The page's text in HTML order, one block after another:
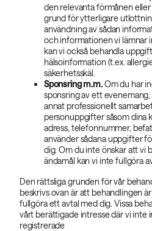
den relevanta förmånen eller
grund för ytterligare
användning av sådan
och informationen vi lämnar
kan vi också behandla
hälsoinformation (t.ex.
säkerhetsskäl.
Sponsring m.m.Om du har
sponsring av ett
annat professionellt
personuppgifter såsom dina
adress, telefonnummer,
använder sådana uppgifter
dig. Om du inte önskar att vi
ändamål kan vi inte fullgöra
Den rättsliga grunden för vår
beskrivs ovan är att behandlingen
fullgöra ett avtal med dig. Vissa
vårt berättigade intresse där vi inte
registrerade